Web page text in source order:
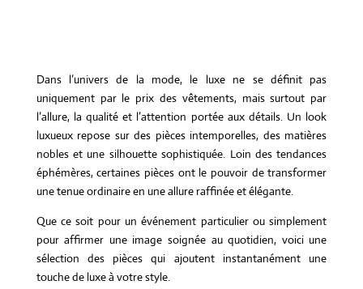
Dans l’univers de la mode, le luxe ne se définit pas
uniquement par le prix des vêtements, mais surtout par
l’allure, la qualité et l’attention portée aux détails. Un look
luxueux repose sur des pièces intemporelles, des matières
nobles et une silhouette sophistiquée. Loin des tendances
éphémères, certaines pièces ont le pouvoir de transformer
une tenue ordinaire en une allure raffinée et élégante.
Que ce soit pour un événement particulier ou simplement
pour affirmer une image soignée au quotidien, voici une
sélection des pièces qui ajoutent instantanément une
touche de luxe à votre style.